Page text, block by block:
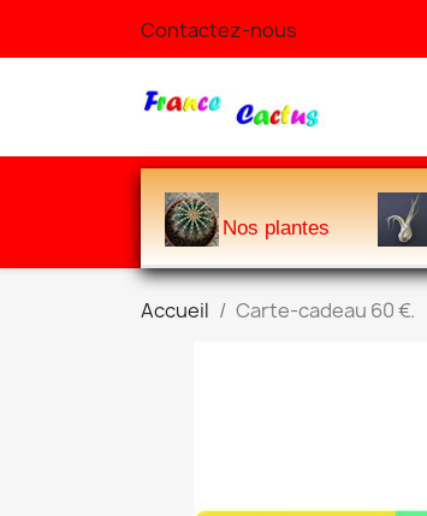
Contactez-nous
Nos plantes
Accueil Carte-cadeau 60 €.